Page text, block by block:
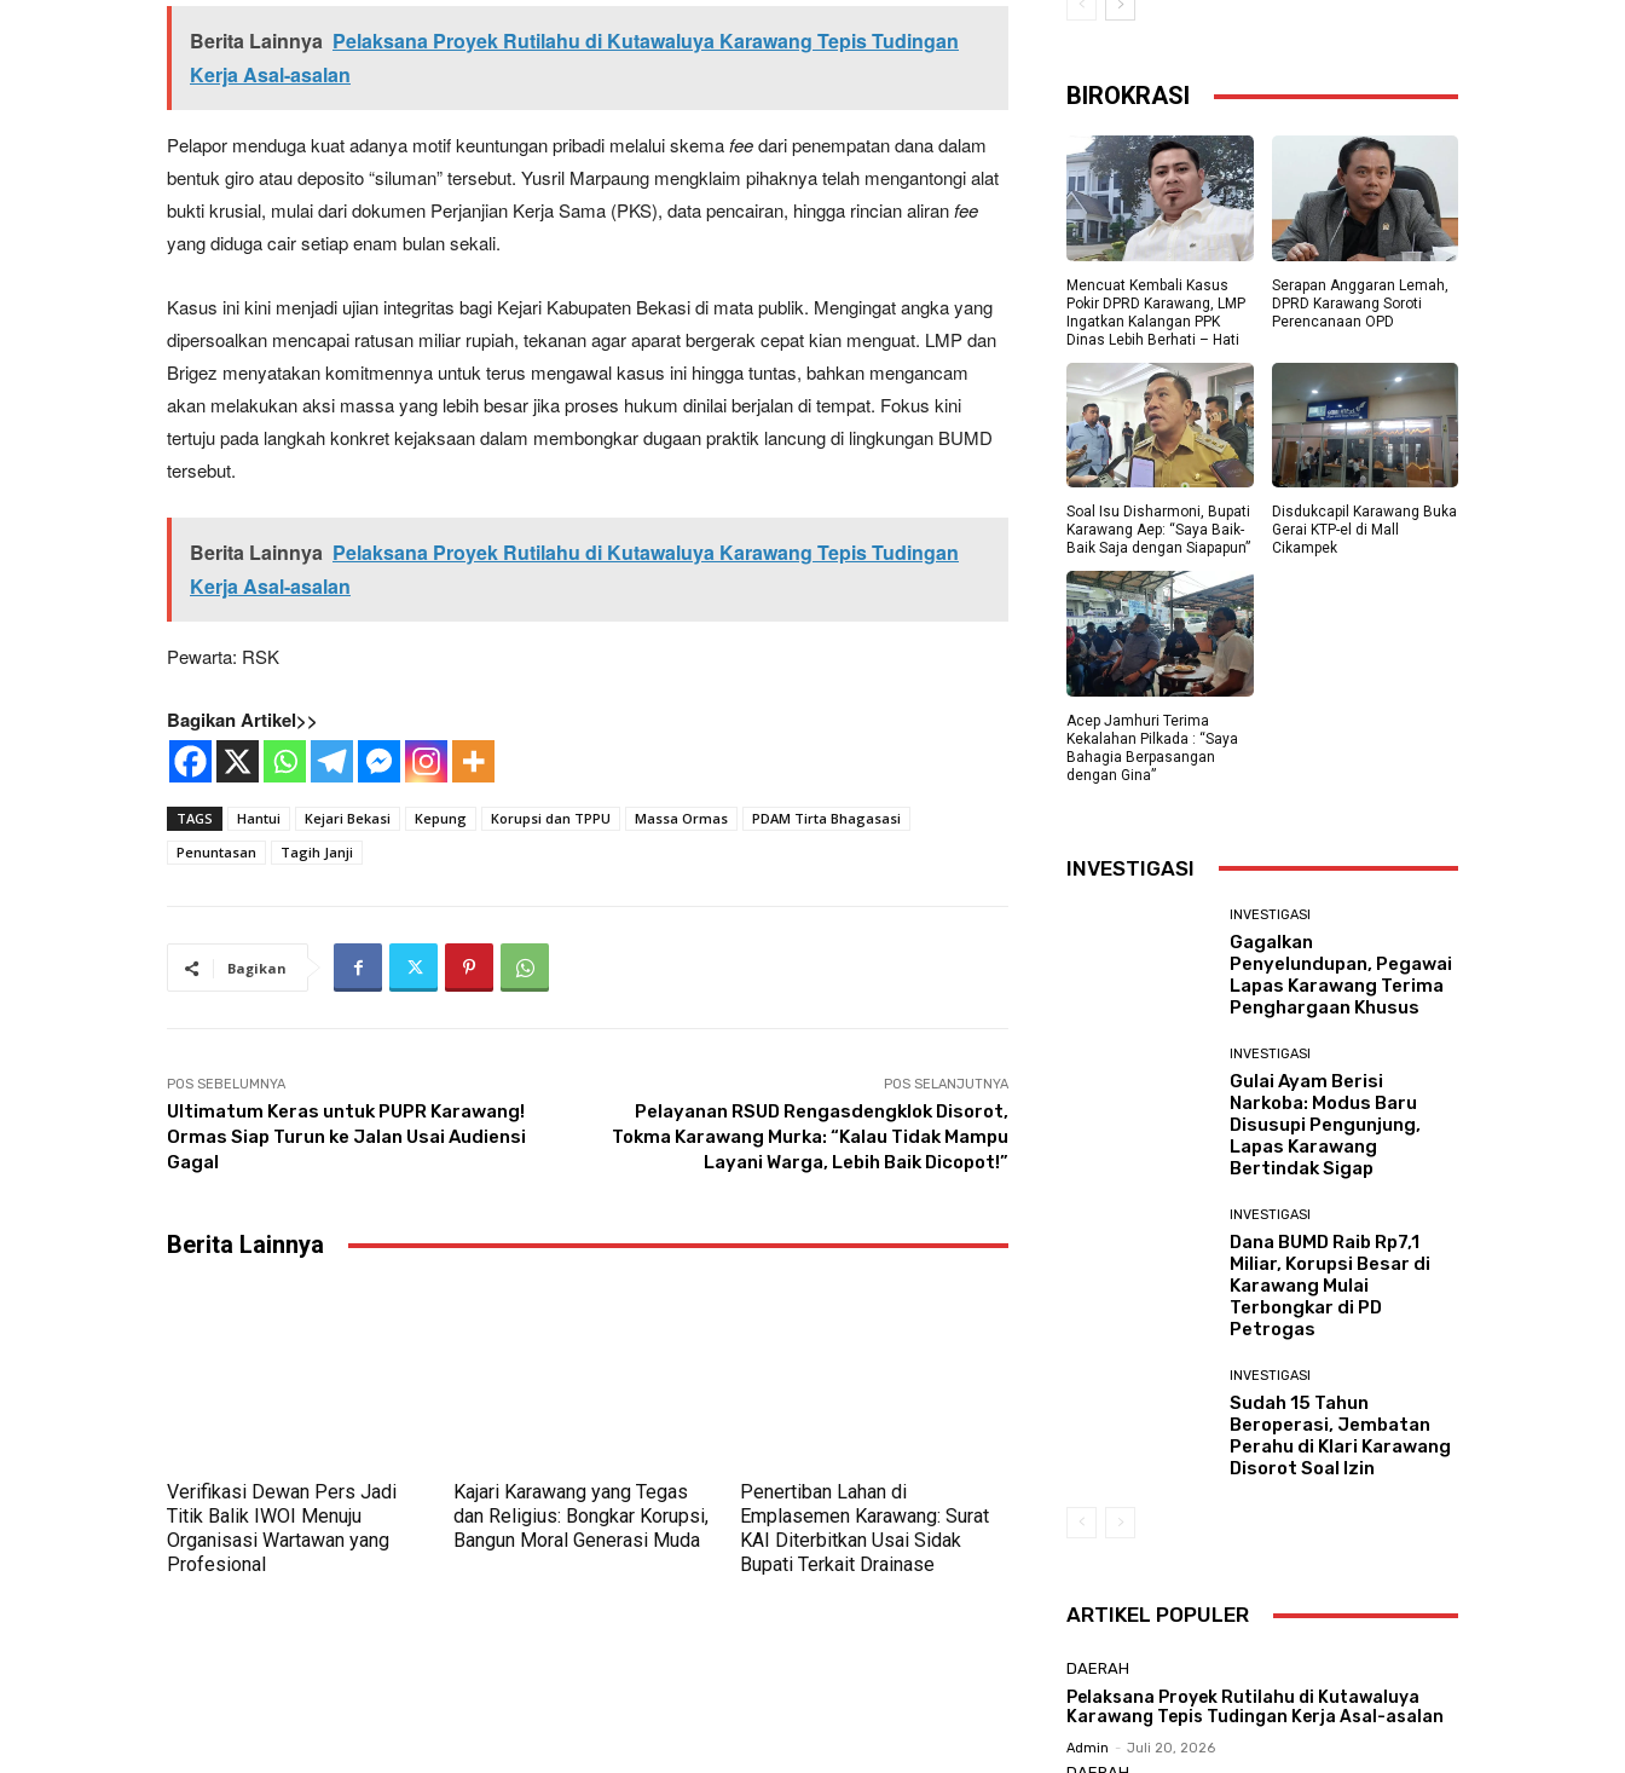
Berita Lainnya Pelaksana Proyek Rutilahu di Kutawaluya Karawang Tepis Tudingan
Kerja Asal-asalan
Pelapor menduga kuat adanya motif keuntungan pribadi melalui skemafeedari penempatan dana dalam
bentuk giro atau deposito “siluman” tersebut. Yusril Marpaung mengklaim pihaknya telah mengantongi alat
bukti krusial, mulai dari dokumen Perjanjian Kerja Sama (PKS), data pencairan, hingga rincian aliranfee
yang diduga cair setiap enam bulan sekali.
Kasus ini kini menjadi ujian integritas bagi Kejari Kabupaten Bekasi di mata publik. Mengingat angka yang
dipersoalkan mencapai ratusan miliar rupiah, tekanan agar aparat bergerak cepat kian menguat. LMP dan
Brigez menyatakan komitmennya untuk terus mengawal kasus ini hingga tuntas, bahkan mengancam
akan melakukan aksi massa yang lebih besar jika proses hukum dinilai berjalan di tempat. Fokus kini
tertuju pada langkah konkret kejaksaan dalam membongkar dugaan praktik lancung di lingkungan BUMD
tersebut.
Berita Lainnya Pelaksana Proyek Rutilahu di Kutawaluya Karawang Tepis Tudingan
Kerja Asal-asalan
Pewarta: RSK
Bagikan Artikel>>
TAGS Hantui Kejari Bekasi Kepung Korupsi dan TPPU Massa Ormas
PDAM Tirta Bhagasasi
Penuntasan
Tagih Janji
Bagikan
POS SEBELUMNYA
Ultimatum Keras untuk PUPR Karawang!
Ormas Siap Turun ke Jalan Usai Audiensi
Gagal
POS SELANJUTNYA
Pelayanan RSUD Rengasdengklok Disorot,
Tokma Karawang Murka: “Kalau Tidak Mampu
Layani Warga, Lebih Baik Dicopot!”
Berita Lainnya
Verifikasi Dewan Pers Jadi
Titik Balik IWOI Menuju
Organisasi Wartawan yang
Profesional
Kajari Karawang yang Tegas
dan Religius: Bongkar Korupsi,
Bangun Moral Generasi Muda
Penertiban Lahan di
Emplasemen Karawang: Surat
KAI Diterbitkan Usai Sidak
Bupati Terkait Drainase
BIROKRASI
Mencuat Kembali Kasus
Pokir DPRD Karawang, LMP
Ingatkan Kalangan PPK
Dinas Lebih Berhati – Hati
Serapan Anggaran Lemah,
DPRD Karawang Soroti
Perencanaan OPD
Soal Isu Disharmoni, Bupati
Karawang Aep: “Saya Baik-
Baik Saja dengan Siapapun”
Disdukcapil Karawang Buka
Gerai KTP-el di Mall
Cikampek
Acep Jamhuri Terima
Kekalahan Pilkada : “Saya
Bahagia Berpasangan
dengan Gina”
INVESTIGASI
INVESTIGASI
Gagalkan
Penyelundupan, Pegawai
Lapas Karawang Terima
Penghargaan Khusus
INVESTIGASI
Gulai Ayam Berisi
Narkoba: Modus Baru
Disusupi Pengunjung,
Lapas Karawang
Bertindak Sigap
INVESTIGASI
Dana BUMD Raib Rp7,1
Miliar, Korupsi Besar di
Karawang Mulai
Terbongkar di PD
Petrogas
INVESTIGASI
Sudah 15 Tahun
Beroperasi, Jembatan
Perahu di Klari Karawang
Disorot Soal Izin
ARTIKEL POPULER
DAERAH
Pelaksana Proyek Rutilahu di Kutawaluya
Karawang Tepis Tudingan Kerja Asal-asalan
Admin - Juli 20, 2026